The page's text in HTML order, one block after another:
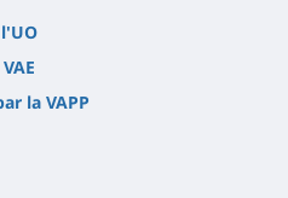
la VAPP